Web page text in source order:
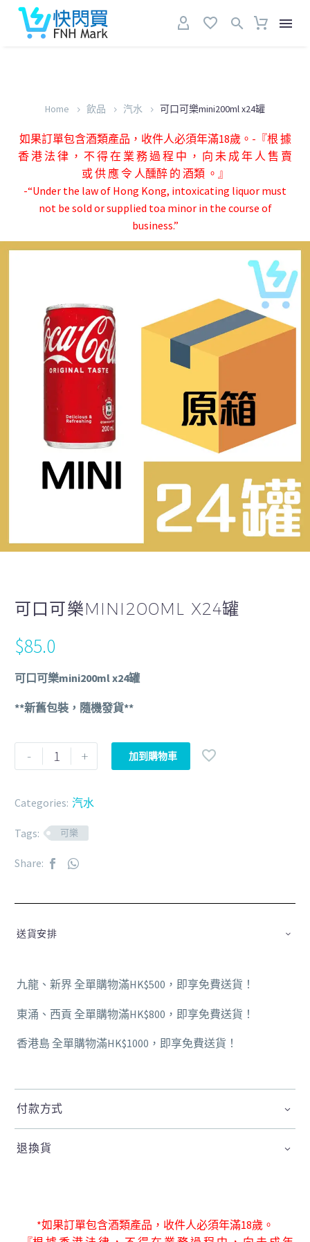
Home 飲品 汽水 可口可樂mini200ml x24罐
如果訂單包含酒類產品，收件人必須年滿18歲。-『根 據
香 港 法 律 ， 不 得 在 業 務 過 程 中 ， 向 未 成 年 人 售 賣
或 供 應 令 人醺醉 的 酒類 。』
-“Under the law of Hong Kong, intoxicating liquor must
not be sold or supplied toa minor in the course of
business.”
可口可樂MINI200ML X24罐
$85.0
可口可樂mini200ml x24罐
**新舊包裝，隨機發貨**
- + 加到購物車
Categories: 汽水
Tags: 可樂
Share:
送貨安排
九龍、新界 全單購物滿HK$500，即享免費送貨！
東涌、西貢 全單購物滿HK$800，即享免費送貨！
香港島 全單購物滿HK$1000，即享免費送貨！
付款方式
退換貨
*如果訂單包含酒類產品，收件人必須年滿18歲。